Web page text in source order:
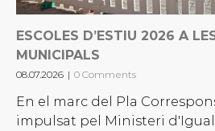
ESCOLES D’ESTIU 2026 A
MUNICIPALS
08.07.2026 | 0 Comments
En el marc del Pla
impulsat pel Ministeri